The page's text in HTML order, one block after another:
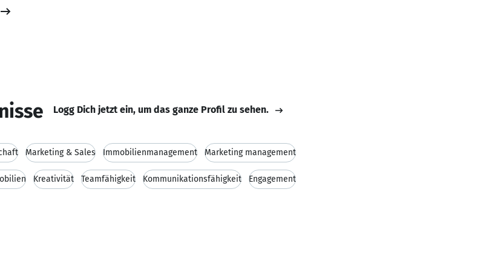
Logg Dich jetzt ein, um das ganze Profil zu sehen.
Marketing & Sales Immobilienmanagement Marketing management
Kreativität Teamfähigkeit Kommunikationsfähigkeit Engagement